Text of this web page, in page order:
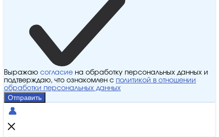
Выражаю согласие на обработку персональных данных и
подтверждаю, что ознакомлен с политикой в отношении
обработки персональных данных
Отправить